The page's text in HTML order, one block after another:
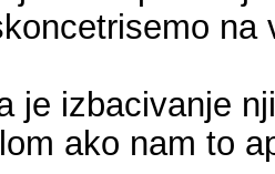
na
je izbacivanje
ako nam to